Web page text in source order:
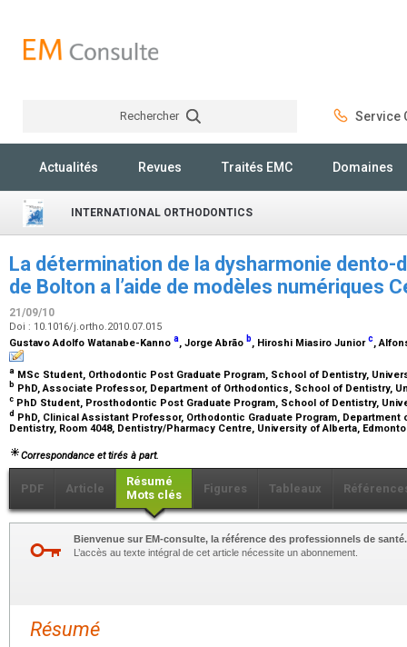
Rechercher Service
Actualités Revues Traités EMC Domaines
INTERNATIONAL ORTHODONTICS
La détermination de la dysharmonie
de Bolton a l’aide de modèles numériques
21/09/10
Doi : 10.1016/j.ortho.2010.07.015
Gustavo Adolfo Watanabe-Kanno a, Jorge Abrão b, Hiroshi Miasiro Juniorc,
a MSc Student, Orthodontic Post Graduate Program, School of Dentistry,
b PhD, Associate Professor, Department of Orthodontics, School of Dentistry,
c PhD Student, Prosthodontic Post Graduate Program, School of Dentistry,
d PhD, Clinical Assistant Professor, Orthodontic Graduate Program,
Dentistry, Room 4048, Dentistry/Pharmacy Centre, University of Alberta,
Correspondance et tirés à part.
PDF Article
Résumé
Mots clés
Figures Tableaux
Bienvenue sur EM-consulte, la référence des professionnels de santé.
L’accès au texte intégral de cet article nécessite un abonnement.
Résumé